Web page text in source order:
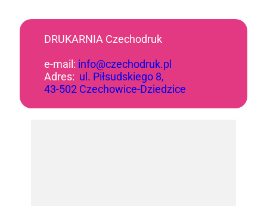
DRUKARNIA Czechodruk
e-mail: info@czechodruk.pl
Adres: ul. Piłsudskiego 8,
43-502 Czechowice-Dziedzice